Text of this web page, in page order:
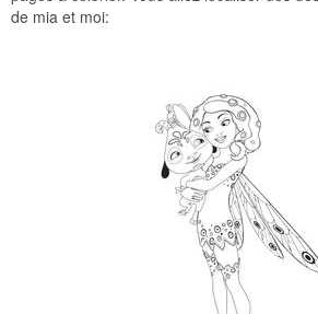
de mia et moi: